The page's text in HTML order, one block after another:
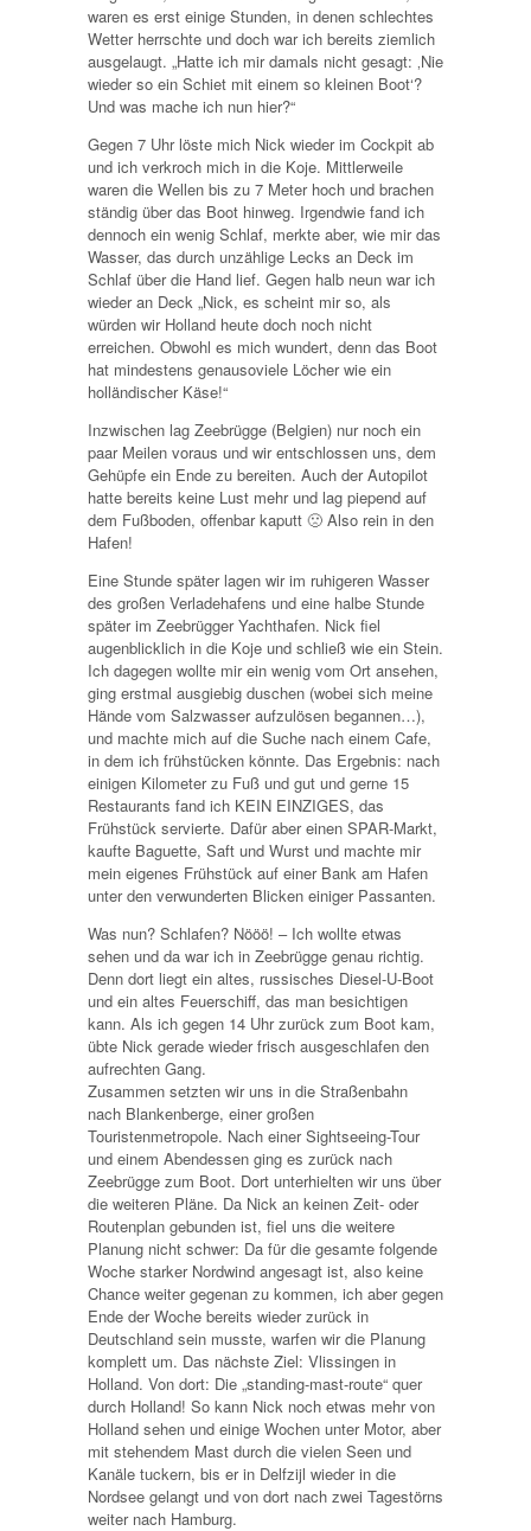
waren es erst einige Stunden, in denen schlechtes
Wetter herrschte und doch war ich bereits ziemlich
ausgelaugt. „Hatte ich mir damals nicht gesagt: ‚Nie
wieder so ein Schiet mit einem so kleinen Boot‘?
Und was mache ich nun hier?“
Gegen 7 Uhr löste mich Nick wieder im Cockpit ab
und ich verkroch mich in die Koje. Mittlerweile
waren die Wellen bis zu 7 Meter hoch und brachen
ständig über das Boot hinweg. Irgendwie fand ich
dennoch ein wenig Schlaf, merkte aber, wie mir das
Wasser, das durch unzählige Lecks an Deck im
Schlaf über die Hand lief. Gegen halb neun war ich
wieder an Deck „Nick, es scheint mir so, als
würden wir Holland heute doch noch nicht
erreichen. Obwohl es mich wundert, denn das Boot
hat mindestens genausoviele Löcher wie ein
holländischer Käse!“
Inzwischen lag Zeebrügge (Belgien) nur noch ein
paar Meilen voraus und wir entschlossen uns, dem
Gehüpfe ein Ende zu bereiten. Auch der Autopilot
hatte bereits keine Lust mehr und lag piepend auf
dem Fußboden, offenbar kaputt 🙁 Also rein in den
Hafen!
Eine Stunde später lagen wir im ruhigeren Wasser
des großen Verladehafens und eine halbe Stunde
später im Zeebrügger Yachthafen. Nick fiel
augenblicklich in die Koje und schließ wie ein Stein.
Ich dagegen wollte mir ein wenig vom Ort ansehen,
ging erstmal ausgiebig duschen (wobei sich meine
Hände vom Salzwasser aufzulösen begannen…),
und machte mich auf die Suche nach einem Cafe,
in dem ich frühstücken könnte. Das Ergebnis: nach
einigen Kilometer zu Fuß und gut und gerne 15
Restaurants fand ich KEIN EINZIGES, das
Frühstück servierte. Dafür aber einen SPAR-Markt,
kaufte Baguette, Saft und Wurst und machte mir
mein eigenes Frühstück auf einer Bank am Hafen
unter den verwunderten Blicken einiger Passanten.
Was nun? Schlafen? Nööö! – Ich wollte etwas
sehen und da war ich in Zeebrügge genau richtig.
Denn dort liegt ein altes, russisches Diesel-U-Boot
und ein altes Feuerschiff, das man besichtigen
kann. Als ich gegen 14 Uhr zurück zum Boot kam,
übte Nick gerade wieder frisch ausgeschlafen den
aufrechten Gang.
Zusammen setzten wir uns in die Straßenbahn
nach Blankenberge, einer großen
Touristenmetropole. Nach einer Sightseeing-Tour
und einem Abendessen ging es zurück nach
Zeebrügge zum Boot. Dort unterhielten wir uns über
die weiteren Pläne. Da Nick an keinen Zeit- oder
Routenplan gebunden ist, fiel uns die weitere
Planung nicht schwer: Da für die gesamte folgende
Woche starker Nordwind angesagt ist, also keine
Chance weiter gegenan zu kommen, ich aber gegen
Ende der Woche bereits wieder zurück in
Deutschland sein musste, warfen wir die Planung
komplett um. Das nächste Ziel: Vlissingen in
Holland. Von dort: Die „standing-mast-route“ quer
durch Holland! So kann Nick noch etwas mehr von
Holland sehen und einige Wochen unter Motor, aber
mit stehendem Mast durch die vielen Seen und
Kanäle tuckern, bis er in Delfzijl wieder in die
Nordsee gelangt und von dort nach zwei Tagestörns
weiter nach Hamburg.